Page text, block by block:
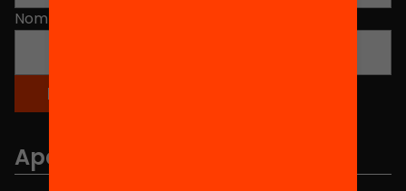
Nombre
Apartados